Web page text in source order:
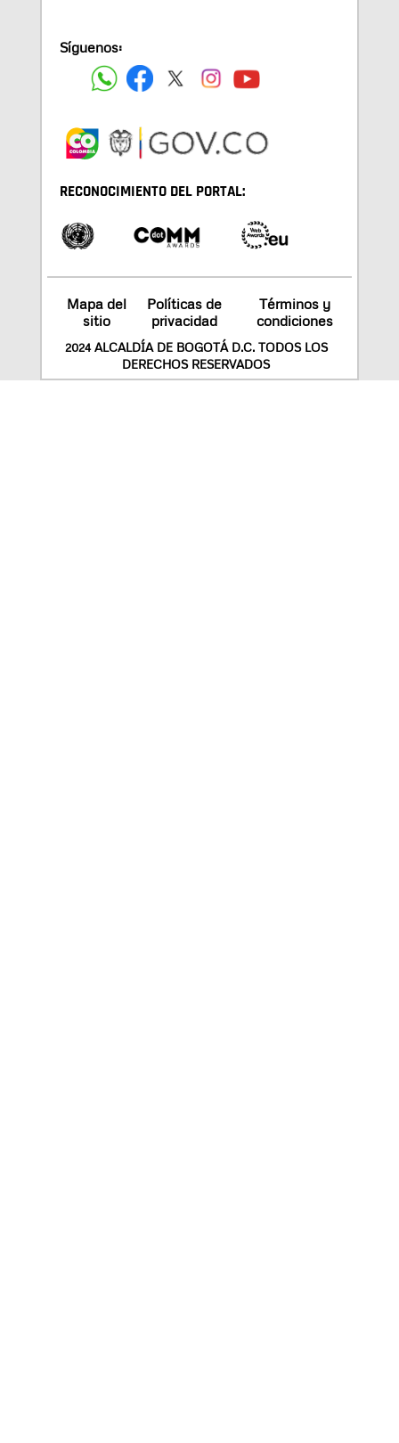
Síguenos:
RECONOCIMIENTO DEL PORTAL:
Mapa del
sitio
Políticas de
privacidad
Términos y
condiciones
2024 ALCALDÍA DE BOGOTÁ D.C. TODOS LOS
DERECHOS RESERVADOS